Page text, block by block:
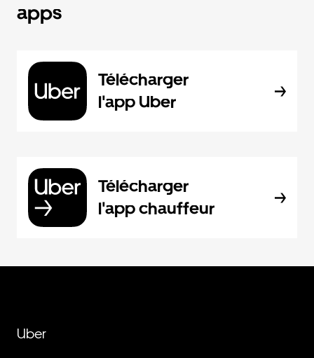
apps
Télécharger
l'app Uber
Télécharger
l'app chauffeur
Uber